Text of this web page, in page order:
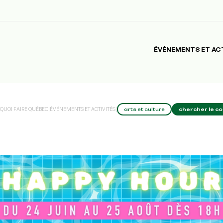
ÉVÉNEMENTS ET
QUOI FAIRE QUÉBEC|ÉVÉNEMENTS ET ACTIVITÉS| arts et culture chercher le